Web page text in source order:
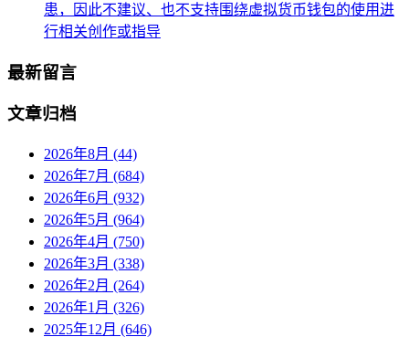
患，因此不建议、也不支持围绕虚拟货币钱包的使用进
行相关创作或指导
最新留言
文章归档
2026年8月 (44)
2026年7月 (684)
2026年6月 (932)
2026年5月 (964)
2026年4月 (750)
2026年3月 (338)
2026年2月 (264)
2026年1月 (326)
2025年12月 (646)